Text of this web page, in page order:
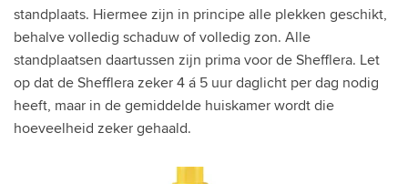
standplaats. Hiermee zijn in principe alle plekken geschikt,
behalve volledig schaduw of volledig zon. Alle
standplaatsen daartussen zijn prima voor de Shefflera. Let
op dat de Shefflera zeker 4 á 5 uur daglicht per dag nodig
heeft, maar in de gemiddelde huiskamer wordt die
hoeveelheid zeker gehaald.